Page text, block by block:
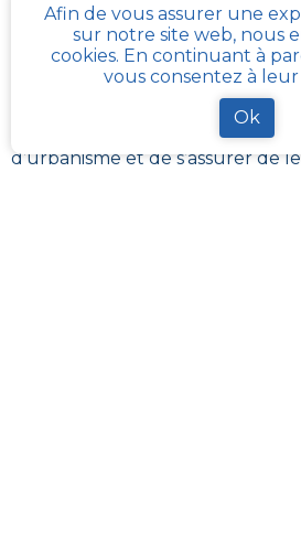
Pourobtenir le PLU
aux services d'urbanisme de la
ou de l’intercommunalité
française a pour charge de tenir
du publique, le PLU de son
départementaux ont aussi à
contrôler la bonne mise à jour
d’urbanisme et de s’assurer de
Afin de vous assurer une
sur notre site web, nous
cookies. En continuant à
vous consentez à
Ok